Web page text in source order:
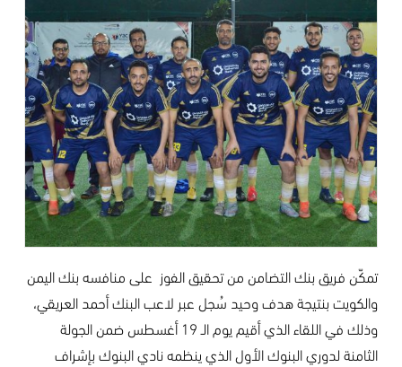
تمكّن فريق بنك التضامن من تحقيق الفوز على منافسه بنك اليمن
والكويت بنتيجة هدف وحيد سُجل عبر لاعب البنك أحمد العريقي،
وذلك في اللقاء الذي أقيم يوم الـ 19 أغسطس ضمن الجولة
الثامنة لدوري البنوك الأول الذي ينظمه نادي البنوك بإشراف